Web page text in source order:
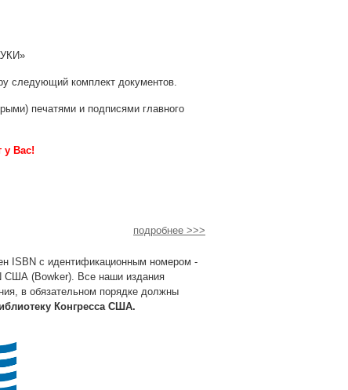
следующий комплект документов.
печатями и подписями главного
у Вас!
подробнее >>>
ISBN с идентификационным номером -
США (Bowker). Все наши издания
в обязательном порядке должны
Конгресса США.